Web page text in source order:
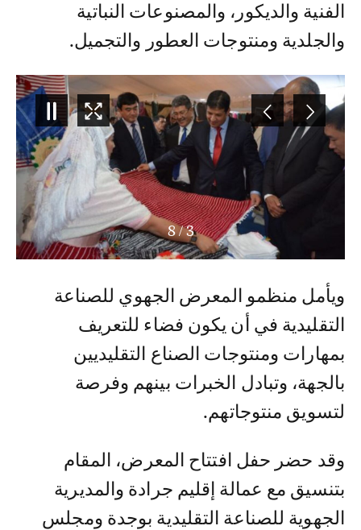
الفنية والديكور، والمصنوعات النباتية
والجلدية ومنتوجات العطور والتجميل.
3
/
8
ويأمل منظمو المعرض الجهوي للصناعة
التقليدية في أن يكون فضاء للتعريف
بمهارات ومنتوجات الصناع التقليديين
بالجهة، وتبادل الخبرات بينهم وفرصة
لتسويق منتوجاتهم.
وقد حضر حفل افتتاح المعرض، المقام
بتنسيق مع عمالة إقليم جرادة والمديرية
الجهوية للصناعة التقليدية بوجدة ومجلس